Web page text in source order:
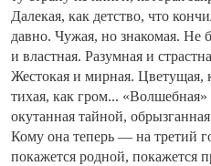
Далекая, как детство, что
давно. Чужая, но знакомая. Не
и властная. Разумная и
Жестокая и мирная. Цветущая,
тихая, как гром...
окутанная тайной,
Кому она теперь — на третий
покажется родной, покажется